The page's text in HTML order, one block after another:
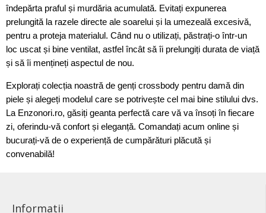
îndepărta praful și murdăria acumulată. Evitați expunerea
prelungită la razele directe ale soarelui și la umezeală excesivă,
pentru a proteja materialul. Când nu o utilizați, păstrați-o într-un
loc uscat și bine ventilat, astfel încât să îi prelungiți durata de viață
și să îi mențineți aspectul de nou.
Explorați colecția noastră de genți crossbody pentru damă din
piele și alegeți modelul care se potrivește cel mai bine stilului dvs.
La Enzonori.ro, găsiți geanta perfectă care vă va însoți în fiecare
zi, oferindu-vă confort și eleganță. Comandați acum online și
bucurați-vă de o experiență de cumpărături plăcută și
convenabilă!
Informatii